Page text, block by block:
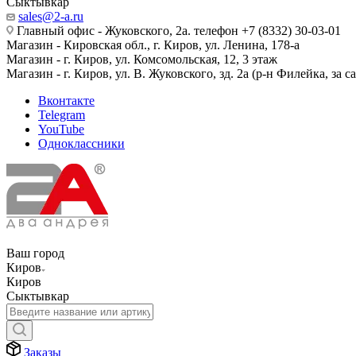
sales@2-a.ru
Главный офис - Жуковского, 2а. телефон +7 (8332) 30-03-01
Магазин - Кировская обл., г. Киров, ул. Ленина, 178-а
Магазин - г. Киров, ул. Комсомольская, 12, 3 этаж
Магазин - г. Киров, ул. В. Жуковского, зд. 2а (р-н Филейка, за
Вконтакте
Telegram
YouTube
Одноклассники
Ваш город
Киров
Киров
Сыктывкар
Заказы